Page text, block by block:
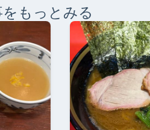
もっとみる